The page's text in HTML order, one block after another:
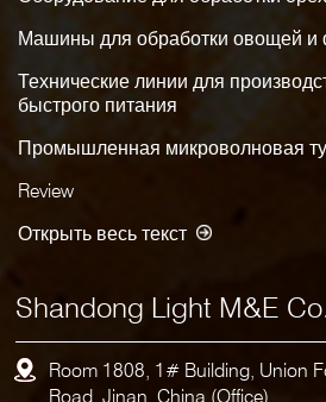
Машины для обработки овощей и
Технические линии для
быстрого питания
Промышленная микроволновая
Review
Открыть весь текст
Shandong Light M&E
Room 1808, 1# Building, Union
Road, Jinan, China (Office)